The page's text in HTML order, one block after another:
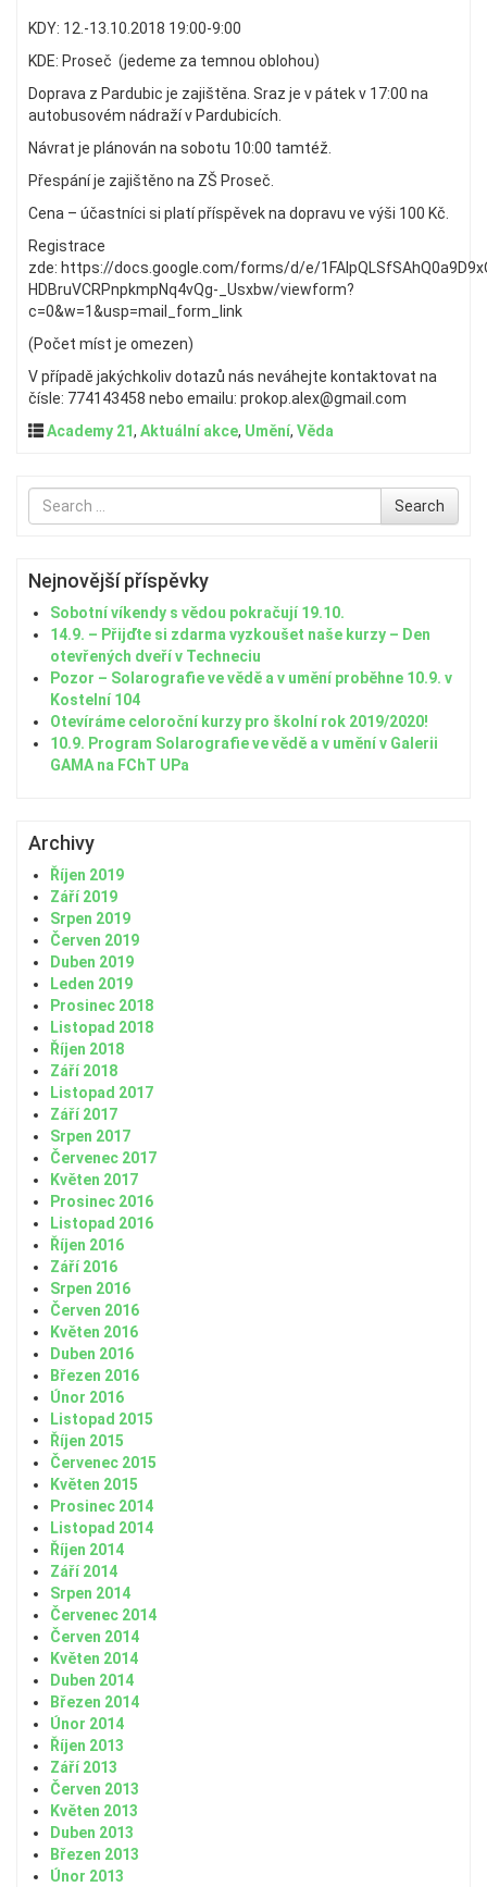
KDY: 12.-13.10.2018 19:00-9:00
KDE: Proseč (jedeme za temnou oblohou)
Doprava z Pardubic je zajištěna. Sraz je v pátek v 17:00 na
autobusovém nádraží v Pardubicích.
Návrat je plánován na sobotu 10:00 tamtéž.
Přespání je zajištěno na ZŠ Proseč.
Cena – účastníci si platí příspěvek na dopravu ve výši 100 Kč.
Registrace
zde: https://docs.google.com/forms/d/e/
HDBruVCRPnpkmpNq4vQg-_Usxbw/viewform?
c=0&w=1&usp=mail_form_link
(Počet míst je omezen)
V případě jakýchkoliv dotazů nás neváhejte kontaktovat na
čísle: 774143458 nebo emailu: prokop.alex@gmail.com
Academy 21, Aktuální akce, Umění, Věda
Search
for
Search
Nejnovější příspěvky
Sobotní víkendy s vědou pokračují 19.10.
14.9. – Přijďte si zdarma vyzkoušet naše kurzy – Den
otevřených dveří v Techneciu
Pozor – Solarografie ve vědě a v umění proběhne 10.9. v
Kostelní 104
Otevíráme celoroční kurzy pro školní rok 2019/2020!
10.9. Program Solarografie ve vědě a v umění v Galerii
GAMA na FChT UPa
Archivy
Říjen 2019
Září 2019
Srpen 2019
Červen 2019
Duben 2019
Leden 2019
Prosinec 2018
Listopad 2018
Říjen 2018
Září 2018
Listopad 2017
Září 2017
Srpen 2017
Červenec 2017
Květen 2017
Prosinec 2016
Listopad 2016
Říjen 2016
Září 2016
Srpen 2016
Červen 2016
Květen 2016
Duben 2016
Březen 2016
Únor 2016
Listopad 2015
Říjen 2015
Červenec 2015
Květen 2015
Prosinec 2014
Listopad 2014
Říjen 2014
Září 2014
Srpen 2014
Červenec 2014
Červen 2014
Květen 2014
Duben 2014
Březen 2014
Únor 2014
Říjen 2013
Září 2013
Červen 2013
Květen 2013
Duben 2013
Březen 2013
Únor 2013